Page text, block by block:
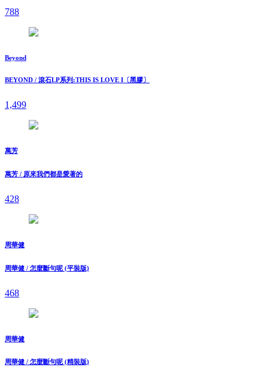
788
Beyond
BEYOND / 滾石LP系列:THIS IS LOVE I〔黑膠〕
1,499
萬芳
萬芳 / 原來我們都是愛著的
428
周華健
周華健 / 怎麼斷句呢 (平裝版)
468
周華健
周華健 / 怎麼斷句呢 (精裝版)